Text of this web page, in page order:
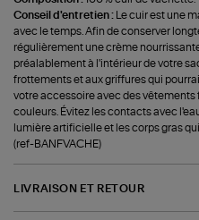
Conseil d'entretien :
Le cuir est une
avec le temps. Afin de conserver
régulièrement une crème
préalablement à l'intérieur de votre
frottements et aux griffures qui
votre accessoire avec des
couleurs. Évitez les contacts avec
lumière artificielle et les corps gras
(ref-BANFVACHE)
LIVRAISON ET RETOUR